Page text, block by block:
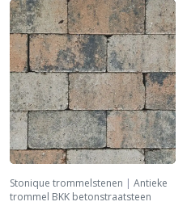
Stonique trommelstenen | Antieke
trommel BKK betonstraatsteen